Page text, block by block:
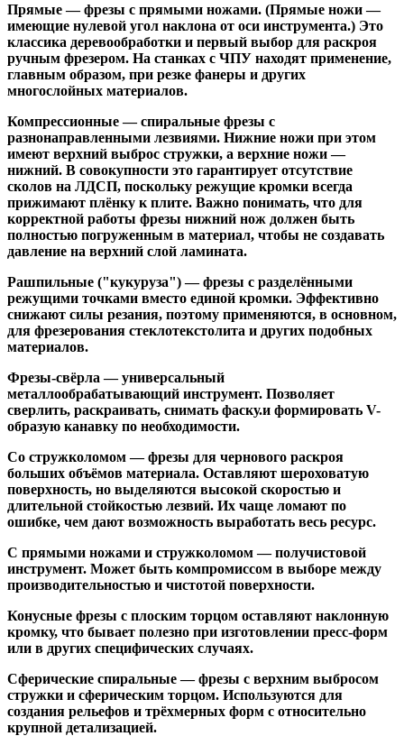
Прямые— фрезы с прямыми ножами. (Прямые ножи —
имеющие нулевой угол наклона от оси инструмента.) Это
классика деревообработки и первый выбор для раскроя
ручным фрезером. На станках с ЧПУ находят применение,
главным образом, при резке фанеры и других
многослойных материалов.
Компрессионные— спиральные фрезы с
разнонаправленными лезвиями. Нижние ножи при этом
имеют верхний выброс стружки, а верхние ножи —
нижний. В совокупности это гарантирует отсутствие
сколов на ЛДСП, поскольку режущие кромки всегда
прижимают плёнку к плите. Важно понимать, что для
корректной работы фрезы нижний нож должен быть
полностью погруженным в материал, чтобы не создавать
давление на верхний слой ламината.
Рашпильные ("кукуруза")— фрезы с разделёнными
режущими точками вместо единой кромки. Эффективно
снижают силы резания, поэтому применяются, в основном,
для фрезерования стеклотекстолита и других подобных
материалов.
Фрезы-свёрла — универсальный
металлообрабатывающий инструмент. Позволяет
сверлить, раскраивать, снимать фаску.и формировать V-
образую канавку по необходимости.
Со стружколомом— фрезы для чернового раскроя
больших объёмов материала. Оставляют шероховатую
поверхность, но выделяются высокой скоростью и
длительной стойкостью лезвий. Их чаще ломают по
ошибке, чем дают возможность выработать весь ресурс.
С прямыми ножами и стружколомом— получистовой
инструмент. Может быть компромиссом в выборе между
производительностью и чистотой поверхности.
Конусные фрезы с плоским торцом оставляют наклонную
кромку, что бывает полезно при изготовлении пресс-форм
или в других специфических случаях.
Сферические спиральные— фрезы с верхним выбросом
стружки и сферическим торцом. Используются для
создания рельефов и трёхмерных форм с относительно
крупной детализацией.